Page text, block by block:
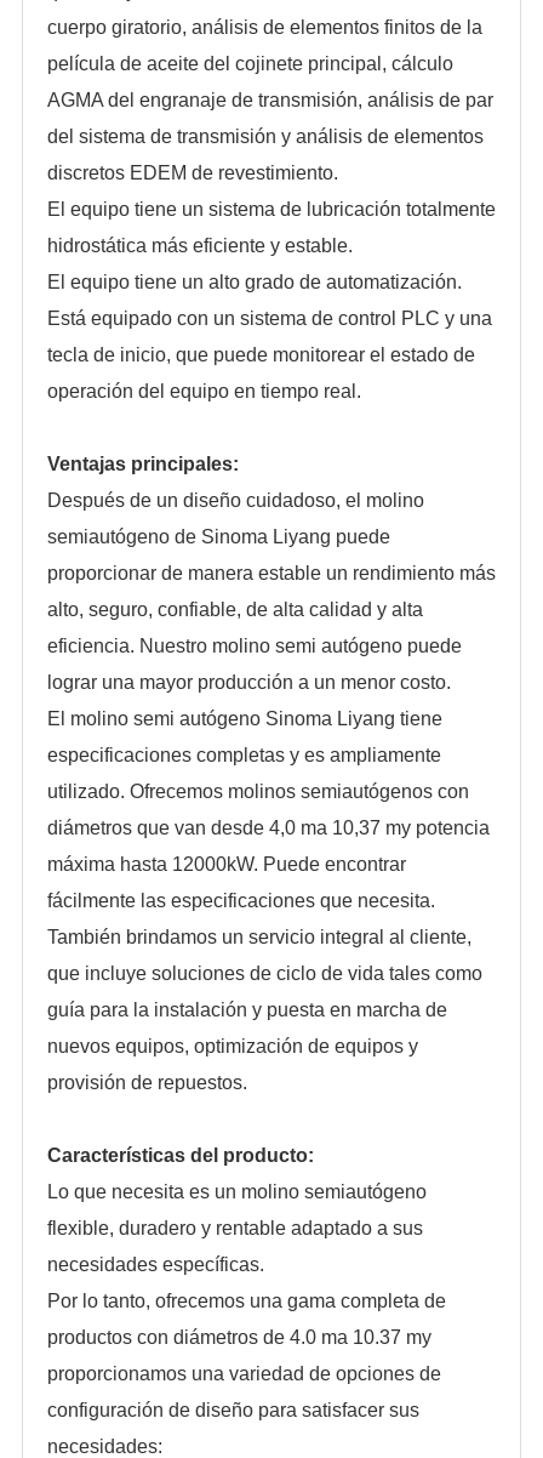
cuerpo giratorio, análisis de elementos finitos de la
película de aceite del cojinete principal, cálculo
AGMA del engranaje de transmisión, análisis de par
del sistema de transmisión y análisis de elementos
discretos EDEM de revestimiento.
El equipo tiene un sistema de lubricación totalmente
hidrostática más eficiente y estable.
El equipo tiene un alto grado de automatización.
Está equipado con un sistema de control PLC y una
tecla de inicio, que puede monitorear el estado de
operación del equipo en tiempo real.
Ventajas principales:
Después de un diseño cuidadoso, el molino
semiautógeno de Sinoma Liyang puede
proporcionar de manera estable un rendimiento más
alto, seguro, confiable, de alta calidad y alta
eficiencia. Nuestro molino semi autógeno puede
lograr una mayor producción a un menor costo.
El molino semi autógeno Sinoma Liyang tiene
especificaciones completas y es ampliamente
utilizado. Ofrecemos molinos semiautógenos con
diámetros que van desde 4,0 ma 10,37 my potencia
máxima hasta 12000kW. Puede encontrar
fácilmente las especificaciones que necesita.
También brindamos un servicio integral al cliente,
que incluye soluciones de ciclo de vida tales como
guía para la instalación y puesta en marcha de
nuevos equipos, optimización de equipos y
provisión de repuestos.
Características del producto:
Lo que necesita es un molino semiautógeno
flexible, duradero y rentable adaptado a sus
necesidades específicas.
Por lo tanto, ofrecemos una gama completa de
productos con diámetros de 4.0 ma 10.37 my
proporcionamos una variedad de opciones de
configuración de diseño para satisfacer sus
necesidades: